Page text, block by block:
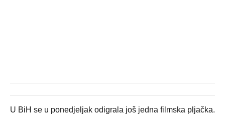
U BiH se u ponedjeljak odigrala još jedna filmska pljačka.